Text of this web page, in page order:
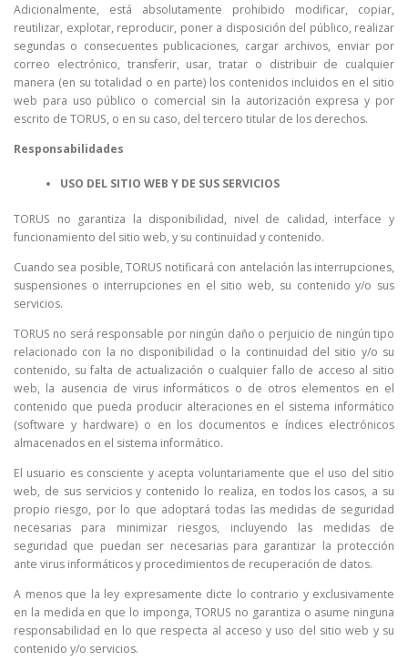
Adicionalmente, está absolutamente prohibido modificar, copiar,
reutilizar, explotar, reproducir, poner a disposición del público, realizar
segundas o consecuentes publicaciones, cargar archivos, enviar por
correo electrónico, transferir, usar, tratar o distribuir de cualquier
manera (en su totalidad o en parte) los contenidos incluidos en el sitio
web para uso público o comercial sin la autorización expresa y por
escrito de TORUS, o en su caso, del tercero titular de los derechos.
Responsabilidades
USO DEL SITIO WEB Y DE SUS SERVICIOS
TORUS no garantiza la disponibilidad, nivel de calidad, interface y
funcionamiento del sitio web, y su continuidad y contenido.
Cuando sea posible, TORUS notificará con antelación las interrupciones,
suspensiones o interrupciones en el sitio web, su contenido y/o sus
servicios.
TORUS no será responsable por ningún daño o perjuicio de ningún tipo
relacionado con la no disponibilidad o la continuidad del sitio y/o su
contenido, su falta de actualización o cualquier fallo de acceso al sitio
web, la ausencia de virus informáticos o de otros elementos en el
contenido que pueda producir alteraciones en el sistema informático
(software y hardware) o en los documentos e índices electrónicos
almacenados en el sistema informático.
El usuario es consciente y acepta voluntariamente que el uso del sitio
web, de sus servicios y contenido lo realiza, en todos los casos, a su
propio riesgo, por lo que adoptará todas las medidas de seguridad
necesarias para minimizar riesgos, incluyendo las medidas de
seguridad que puedan ser necesarias para garantizar la protección
ante virus informáticos y procedimientos de recuperación de datos.
A menos que la ley expresamente dicte lo contrario y exclusivamente
en la medida en que lo imponga, TORUS no garantiza o asume ninguna
responsabilidad en lo que respecta al acceso y uso del sitio web y su
contenido y/o servicios.